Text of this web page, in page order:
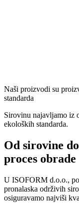
Naši proizvodi su
standarda
Sirovinu najavljamo iz
ekoloških standarda.
Od sirovine
proces
U ISOFORM d.o.o.,
pronalaska održivih
osiguravamo najviši